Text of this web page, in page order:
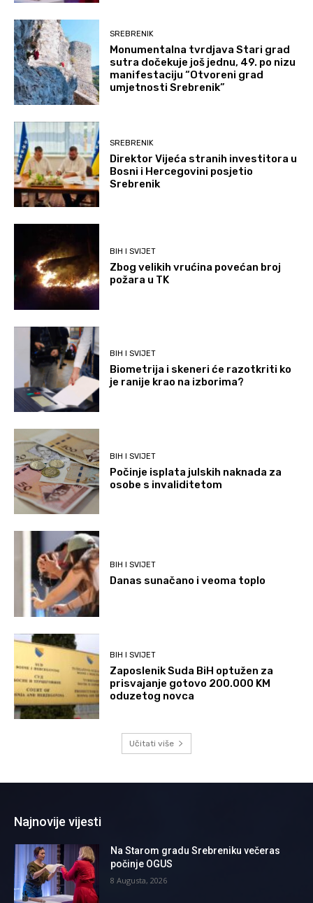
SREBRENIK
Monumentalna tvrdjava Stari grad
sutra dočekuje još jednu, 49. po nizu
manifestaciju “Otvoreni grad
umjetnosti Srebrenik”
SREBRENIK
Direktor Vijeća stranih investitora u
Bosni i Hercegovini posjetio
Srebrenik
BIH I SVIJET
Zbog velikih vrućina povećan broj
požara u TK
BIH I SVIJET
Biometrija i skeneri će razotkriti ko
je ranije krao na izborima?
BIH I SVIJET
Počinje isplata julskih naknada za
osobe s invaliditetom
BIH I SVIJET
Danas sunačano i veoma toplo
BIH I SVIJET
Zaposlenik Suda BiH optužen za
prisvajanje gotovo 200.000 KM
oduzetog novca
Učitati više
Najnovije vijesti
Na Starom gradu Srebreniku večeras
počinje OGUS
8 Augusta, 2026